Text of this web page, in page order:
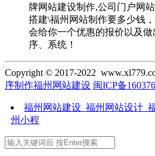
牌网站建设制作,公司门户网
搭建\福州网站制作要多少钱
会给你一个优惠的报价以及
序、系统！
Copyright © 2017-2022
序制作福州网站建设 闽ICP备
福州网站建设_福州网站设计_
州小程